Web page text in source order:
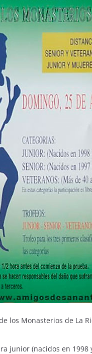
los Monasterios de La
junior (nacidos en